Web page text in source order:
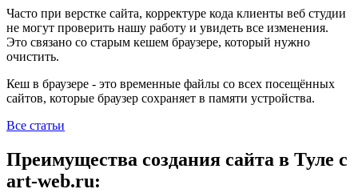
Часто при верстке сайта, корректуре кода клиенты веб студии
не могут проверить нашу работу и увидеть все изменения.
Это связано со старым кешем браузере, который нужно
очистить.
Кеш в браузере - это временные файлы со всех посещённых
сайтов, которые браузер сохраняет в памяти устройства.
Все статьи
Преимущества создания сайта в Туле с
art-web.ru: